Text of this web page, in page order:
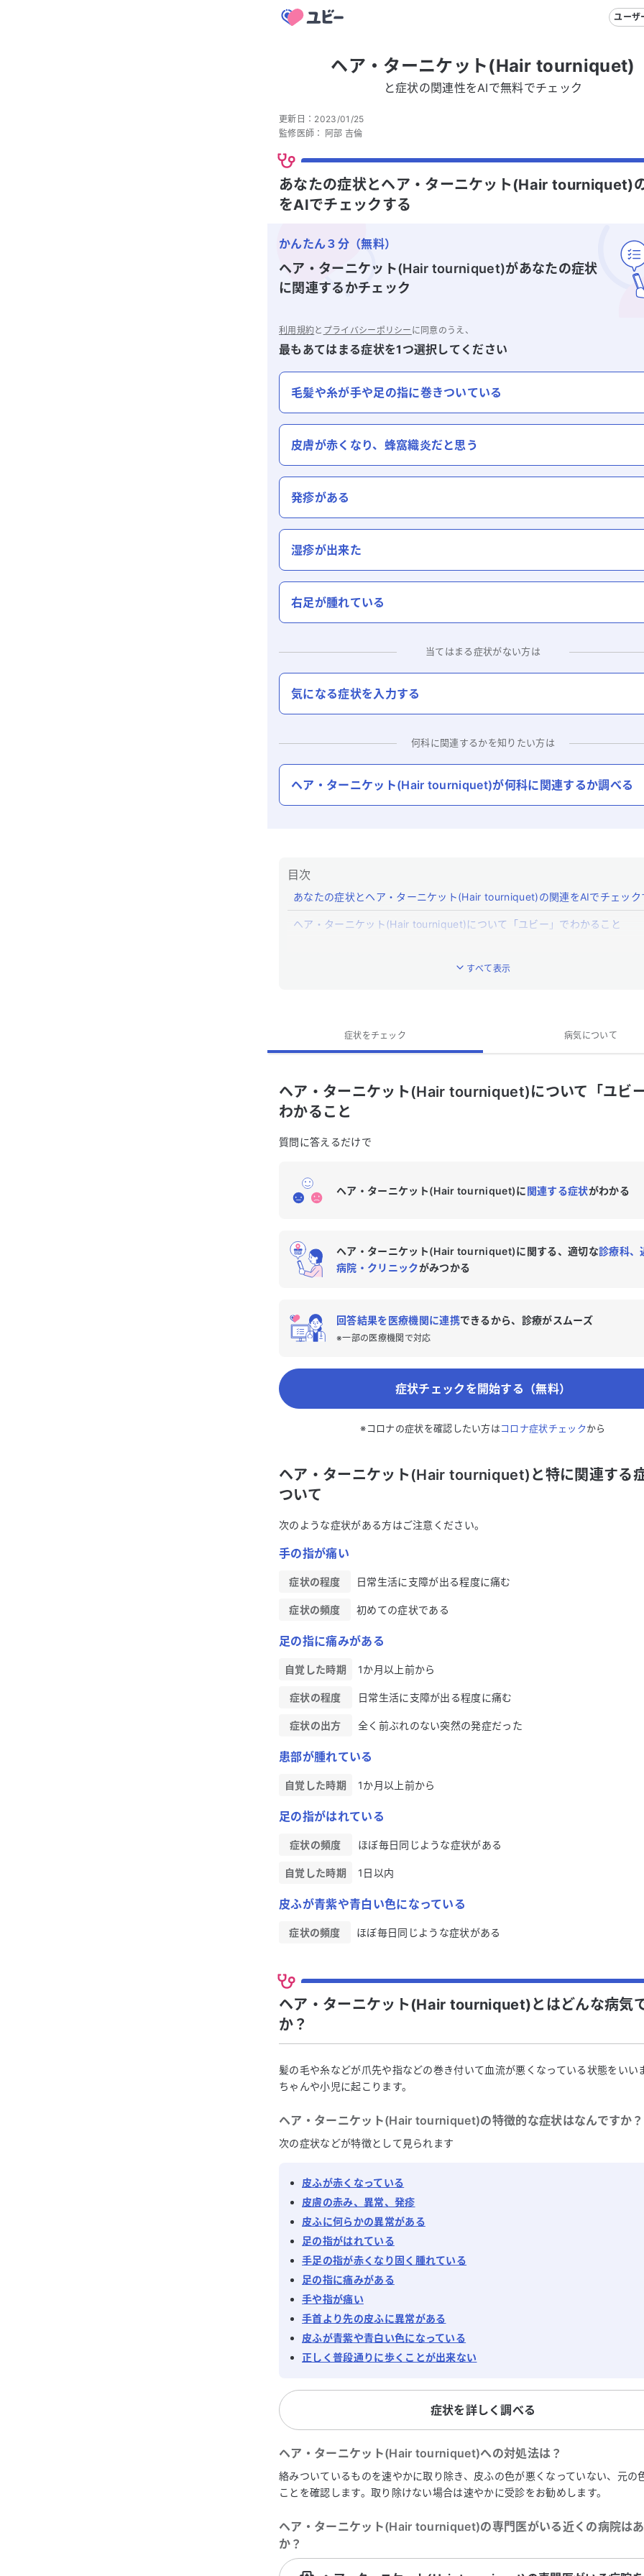
ユーザ
ヘア・ターニケット(Hair tourniquet)
と症状の関連性をAIで無料でチェック
更新日： 2023/01/25
監修医師： 阿部 吉倫
あなたの症状とヘア・ターニケット(Hair tourniquet)
をAIでチェックする
かんたん３分（無料）
ヘア・ターニケット(Hair tourniquet)があなたの症状
に関連するかチェック
利用規約と プライバシーポリシー に同意のうえ、
最もあてはまる症状を1つ選択してください
毛髪や糸が手や足の指に巻きついている
皮膚が赤くなり、蜂窩織炎だと思う
発疹がある
湿疹が出来た
右足が腫れている
当てはまる症状がない方は
気になる症状を入力する
何科に関連するかを知りたい方は
ヘア・ターニケット(Hair tourniquet)が何科に関連するか調べる
目次
あなたの症状とヘア・ターニケット(Hair tourniquet)の関連をAIでチェック
ヘア・ターニケット(Hair tourniquet)について「ユビー」でわかること
ヘア・ターニケット(Hair tourniquet)の専門医がいる近くの病院はあ
か？
すべて表示
症状をチェック 病気について
ヘア・ターニケット(Hair tourniquet)について「ユビ
わかること
質問に答えるだけで
ヘア・ターニケット(Hair tourniquet)に関連する症状がわかる
ヘア・ターニケット(Hair tourniquet)に関する、適切な診療科、
病院・クリニックがみつかる
回答結果を医療機関に連携できるから、診療がスムーズ
※一部の医療機関で対応
症状チェックを開始する（無料）
※コロナの症状を確認したい方はコロナ症状チェックから
ヘア・ターニケット(Hair tourniquet)と特に関連する
ついて
次のような症状がある方はご注意ください。
手の指が痛い
症状の程度 日常生活に支障が出る程度に痛む
症状の頻度 初めての症状である
足の指に痛みがある
自覚した時期 1か月以上前から
症状の程度 日常生活に支障が出る程度に痛む
症状の出方 全く前ぶれのない突然の発症だった
患部が腫れている
自覚した時期 1か月以上前から
足の指がはれている
症状の頻度 ほぼ毎日同じような症状がある
自覚した時期 1日以内
皮ふが青紫や青白い色になっている
症状の頻度 ほぼ毎日同じような症状がある
ヘア・ターニケット(Hair tourniquet)とはどんな病気
か？
髪の毛や糸などが爪先や指などの巻き付いて血流が悪くなっている状態をいい
ちゃんや小児に起こります。
ヘア・ターニケット(Hair tourniquet)の特徴的な症状はなんですか？
次の症状などが特徴として見られます
皮ふが赤くなっている
皮膚の赤み、異常、発疹
皮ふに何らかの異常がある
足の指がはれている
手足の指が赤くなり固く腫れている
足の指に痛みがある
手や指が痛い
手首より先の皮ふに異常がある
皮ふが青紫や青白い色になっている
正しく普段通りに歩くことが出来ない
症状を詳しく調べる
ヘア・ターニケット(Hair tourniquet)への対処法は？
絡みついているものを速やかに取り除き、皮ふの色が悪くなっていない、元の
ことを確認します。取り除けない場合は速やかに受診をお勧めします。
ヘア・ターニケット(Hair tourniquet)の専門医がいる近くの病院は
か？